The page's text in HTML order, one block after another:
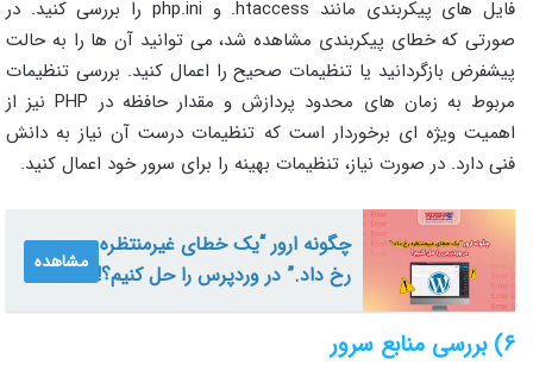
فایل‌ های پیکربندی مانند htaccess. و php.ini را بررسی کنید. در
صورتی که خطای پیکربندی مشاهده شد، می‌ توانید آن‌ ها را به حالت
پیشفرض بازگردانید یا تنظیمات صحیح را اعمال کنید. بررسی تنظیمات
مربوط به زمان‌ های محدود پردازش و مقدار حافظه در PHP نیز از
اهمیت ویژه‌ ای برخوردار است که تنظیمات درست آن نیاز به دانش
فنی دارد. در صورت نیاز، تنظیمات بهینه را برای سرور خود اعمال کنید.
چگونه ارور “یک خطای غیرمنتظره
رخ داد.” در وردپرس را حل کنیم؟! مشاهده
۶) بررسی منابع سرور